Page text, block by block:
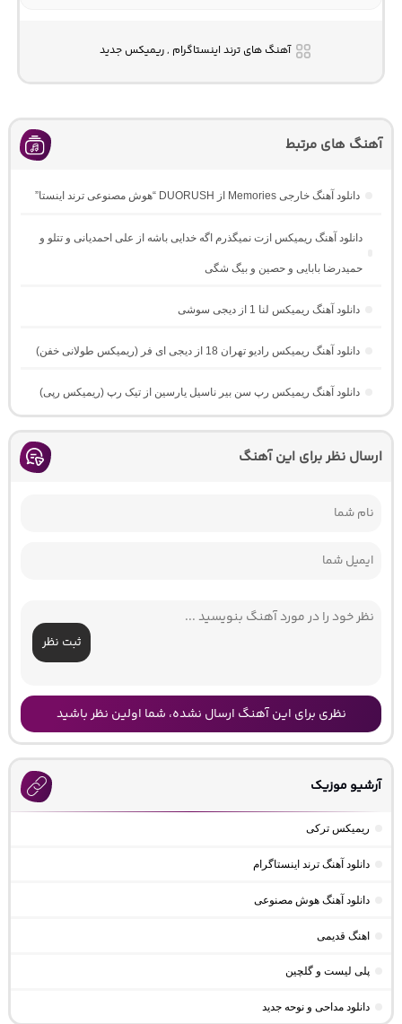
آهنگ های ترند اینستاگرام , ریمیکس جدید
آهنگ های مرتبط
دانلود آهنگ خارجی Memories از DUORUSH “هوش مصنوعی ترند اینستا”
دانلود آهنگ ریمیکس ازت نمیگذرم اگه خدایی باشه از علی احمدیانی و تتلو و
حمیدرضا بابایی و حصین و بیگ شگی
دانلود آهنگ ریمیکس لنا 1 از دیجی سوشی
دانلود آهنگ ریمیکس رادیو تهران 18 از دیجی ای فر (ریمیکس طولانی خفن)
دانلود آهنگ ریمیکس رپ سن بیر ناسیل یارسین از تیک رپ (ریمیکس رپی)
ارسال نظر برای این آهنگ
ثبت نظر
نظری برای این آهنگ ارسال نشده، شما اولین نظر باشید
آرشیو موزیک
ریمیکس ترکی
دانلود آهنگ ترند اینستاگرام
دانلود آهنگ هوش مصنوعی
اهنگ قدیمی
پلی لیست و گلچین
دانلود مداحی و نوحه جدید